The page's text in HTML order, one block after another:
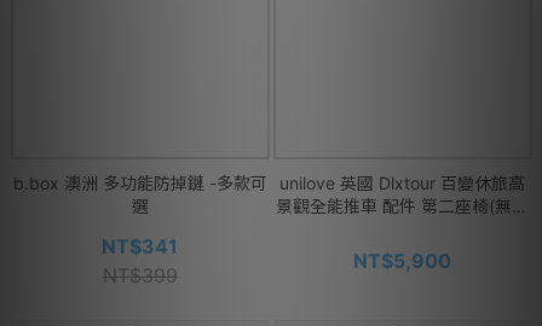
b.box 澳洲 多功能防掉鏈 -多款可
選
NT$341
NT$399
unilove 英國 Dlxtour 百變休旅高
景觀全能推車 配件 第二座椅(無推
NT$5,900